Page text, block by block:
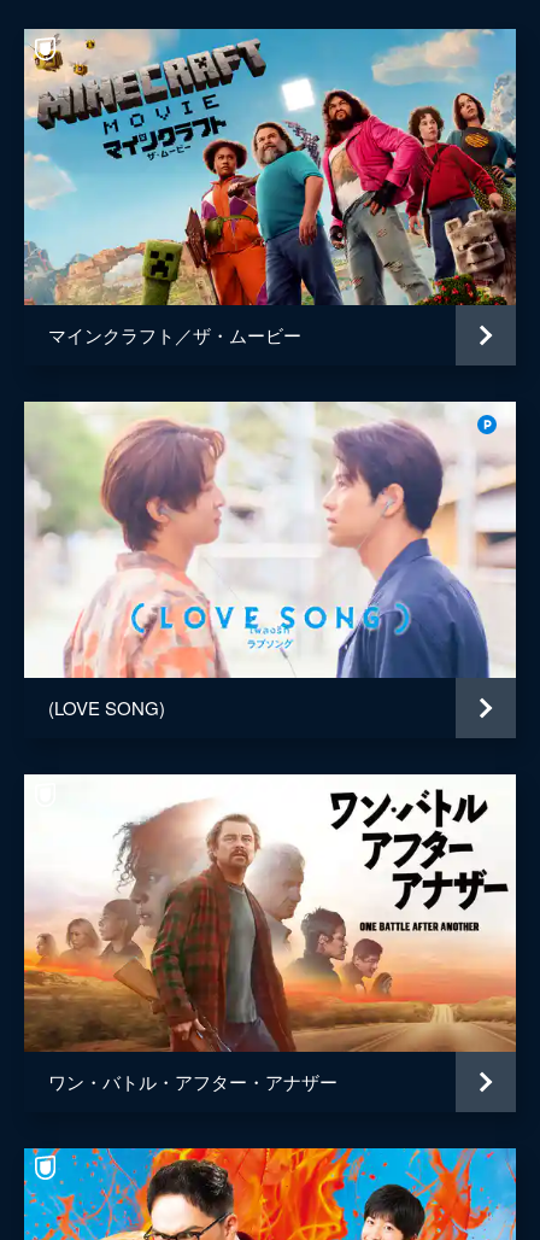
マインクラフト／ザ・ムービー
(LOVE SONG)
ワン・バトル・アフター・アナザー